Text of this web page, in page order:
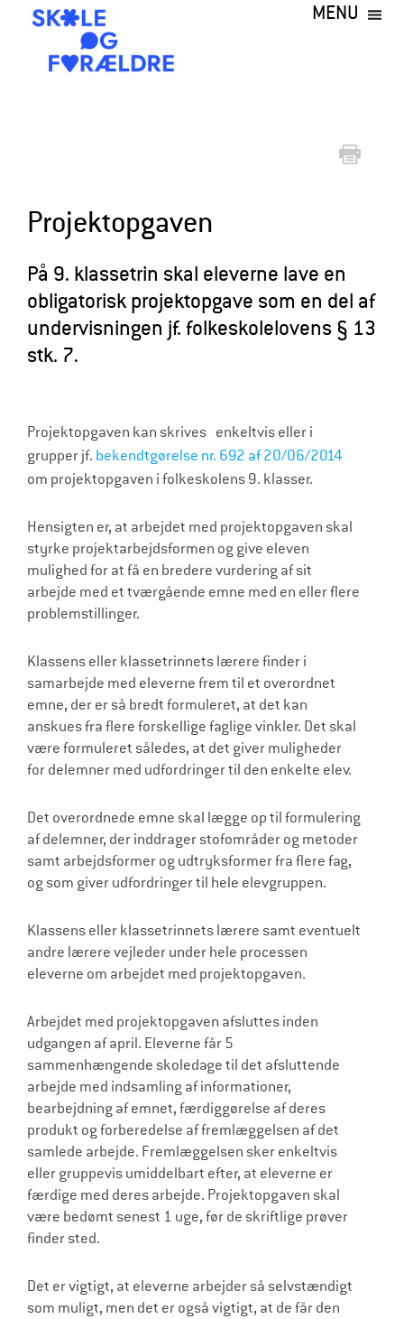
hovedindhold
e
g
F
o
r
d
r
MENU
Projektopgaven
På 9. klassetrin skal eleverne lave en
obligatorisk projektopgave som en del af
undervisningen jf. folkeskolelovens § 13
stk. 7.
Projektopgaven kan skrives enkeltvis eller i
grupper jf. bekendtgørelse nr. 692 af 20/06/2014
om projektopgaven i folkeskolens 9. klasser.
Hensigten er, at arbejdet med projektopgaven skal
styrke projektarbejdsformen og give eleven
mulighed for at få en bredere vurdering af sit
arbejde med et tværgående emne med en eller flere
problemstillinger.
Klassens eller klassetrinnets lærere finder i
samarbejde med eleverne frem til et overordnet
emne, der er så bredt formuleret, at det kan
anskues fra flere forskellige faglige vinkler. Det skal
være formuleret således, at det giver muligheder
for delemner med udfordringer til den enkelte elev.
Det overordnede emne skal lægge op til formulering
af delemner, der inddrager stofområder og metoder
samt arbejdsformer og udtryksformer fra flere fag,
og som giver udfordringer til hele elevgruppen.
Klassens eller klassetrinnets lærere samt eventuelt
andre lærere vejleder under hele processen
eleverne om arbejdet med projektopgaven.
Arbejdet med projektopgaven afsluttes inden
udgangen af april. Eleverne får 5
sammenhængende skoledage til det afsluttende
arbejde med indsamling af informationer,
bearbejdning af emnet, færdiggørelse af deres
produkt og forberedelse af fremlæggelsen af det
samlede arbejde. Fremlæggelsen sker enkeltvis
eller gruppevis umiddelbart efter, at eleverne er
færdige med deres arbejde. Projektopgaven skal
være bedømt senest 1 uge, før de skriftlige prøver
finder sted.
Det er vigtigt, at eleverne arbejder så selvstændigt
som muligt, men det er også vigtigt, at de får den